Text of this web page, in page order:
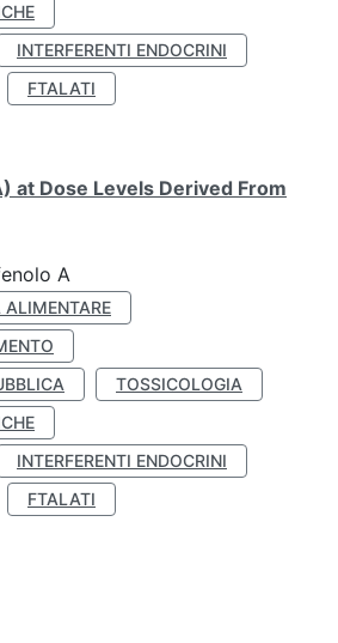
INTERFERENTI ENDOCRINI
FTALATI
at Dose Levels Derived From
A
ALIMENTARE
TOSSICOLOGIA
INTERFERENTI ENDOCRINI
FTALATI